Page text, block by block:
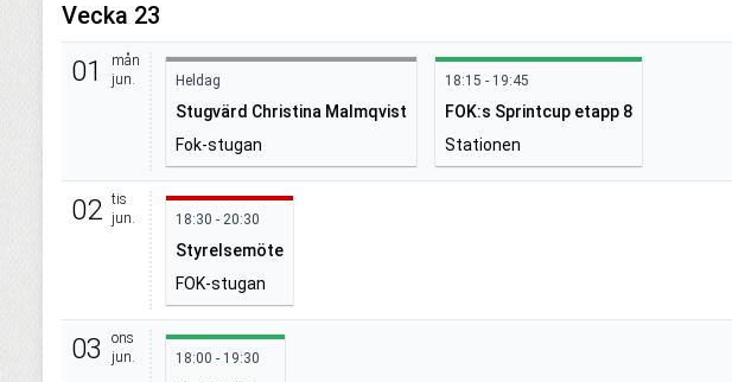
Vecka 23
01
mån
jun.
Heldag
Stugvärd Christina Malmqvist
Fok-stugan
18:15 - 19:45
FOK:s Sprintcup etapp 8
Stationen
02 tis
jun.
18:30 - 20:30
Styrelsemöte
FOK-stugan
03
ons
jun.
18:00 - 19:30